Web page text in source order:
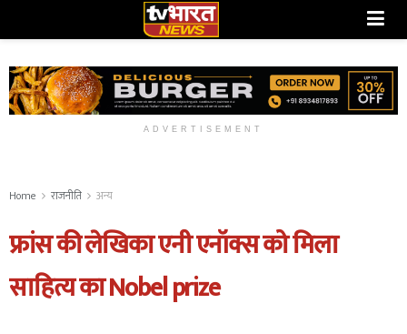
ADVERTISEMENT
Home राजनीति अन्य
फ्रांस की लेखिका एनी एनॉक्स को मिला
साहित्य का Nobel prize